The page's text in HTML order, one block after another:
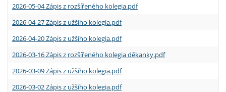
2026-05-04 Zápis z rozšířeného kolegia.pdf
2026-04-27 Zápis z užšího kolegia.pdf
2026-04-20 Zápis z užšího kolegia.pdf
2026-03-16 Zápis z rozšířeného kolegia děkanky.pdf
2026-03-09 Zápis z užšího kolegia.pdf
2026-03-02 Zápis z užšího kolegia.pdf